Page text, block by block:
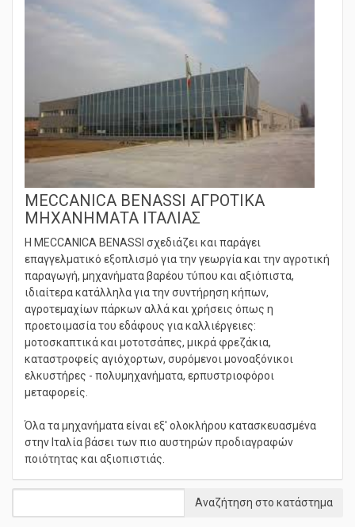
MECCANICA BENASSI ΑΓΡΟΤΙΚΑ
ΜΗΧΑΝΗΜΑΤΑ ΙΤΑΛΙΑΣ
Η MECCANICA BENASSI σχεδιάζει και παράγει
επαγγελματικό εξοπλισμό για την γεωργία και την αγροτική
παραγωγή, μηχανήματα βαρέου τύπου και αξιόπιστα,
ιδιαίτερα κατάλληλα για την συντήρηση κήπων,
αγροτεμαχίων πάρκων αλλά και χρήσεις όπως η
προετοιμασία του εδάφους για καλλιέργειες:
μοτοσκαπτικά και μοτοτσάπες, μικρά φρεζάκια,
καταστροφείς αγιόχορτων, συρόμενοι μονοαξόνικοι
ελκυστήρες - πολυμηχανήματα, ερπυστριοφόροι
μεταφορείς.
Όλα τα μηχανήματα είναι εξ' ολοκλήρου κατασκευασμένα
στην Ιταλία βάσει των πιο αυστηρών προδιαγραφών
ποιότητας και αξιοπιστιάς.